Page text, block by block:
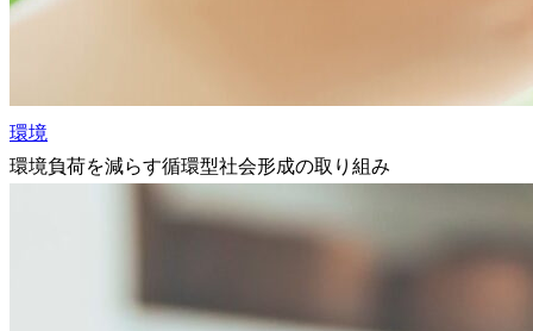
環境
環境負荷を減らす循環型社会形成の取り組み